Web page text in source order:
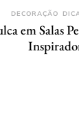
DECORAÇÃO
em Salas